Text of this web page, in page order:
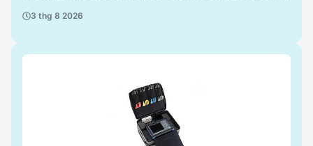
sóng hài, phù hợp cho các ứng dụng phân tích chi
toàn. Bài viết này sẽ phân tích chi tiết các ưu điểm
và nhà quyết định B2B lựa chọn thiết bị phù hợp
nhất cho nhu cầu của mình.
3 thg 8 2026